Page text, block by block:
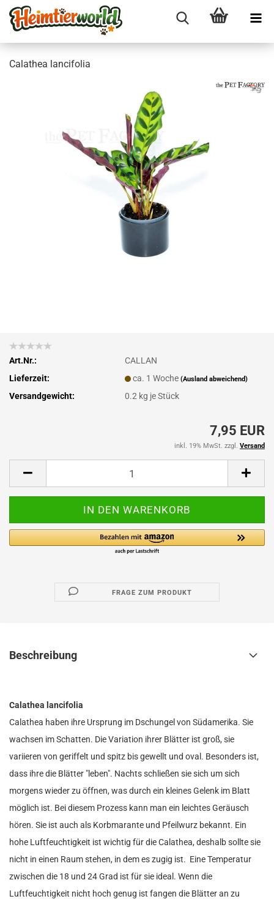
Ca­la­thea lan­ci­fo­lia
Art.Nr.:
CALLAN
Lieferzeit:
ca. 1 Woche(Ausland abweichend)
Versandgewicht: 0.2 kg je Stück
7,95 EUR
inkl. 19% MwSt. zzgl. Versand
FRAGE ZUM PRODUKT
Beschreibung
Calathea lancifolia
Calathea haben ihre Ursprung im Dschungel von Südamerika. Sie
wachsen im Schatten. Die Variation ihrer Blätter ist groß, sie
variieren von geriffelt und spitz bis gewellt und oval. Besonders ist,
dass ihre die Blätter "leben". Nachts schließen sie sich um sich
morgens wieder zu öffnen, was durch ein kleines Gelenk im Blatt
möglich ist. Bei diesem Prozess kann man ein leichtes Geräusch
hören. Sie ist auch als Korbmarante und Pfeilwurz bekannt. Ein
hohe Luftfeuchtigkeit ist wichtig für die Calathea, deshalb sollte sie
nicht in einen Raum stehen, in dem es zugig ist. Eine Temperatur
zwischen die 18 und 24 Grad ist für sie ideal. Wenn die
Luftfeuchtigkeit nicht hoch genug ist fangen die Blätter an zu